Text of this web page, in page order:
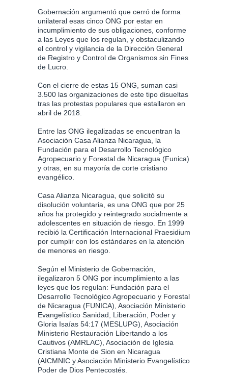
Gobernación argumentó que cerró de forma
unilateral esas cinco ONG por estar en
incumplimiento de sus obligaciones, conforme
a las Leyes que los regulan, y obstaculizando
el control y vigilancia de la Dirección General
de Registro y Control de Organismos sin Fines
de Lucro.
Con el cierre de estas 15 ONG, suman casi
3.500 las organizaciones de este tipo disueltas
tras las protestas populares que estallaron en
abril de 2018.
Entre las ONG ilegalizadas se encuentran la
Asociación Casa Alianza Nicaragua, la
Fundación para el Desarrollo Tecnológico
Agropecuario y Forestal de Nicaragua (Funica)
y otras, en su mayoría de corte cristiano
evangélico.
Casa Alianza Nicaragua, que solicitó su
disolución voluntaria, es una ONG que por 25
años ha protegido y reintegrado socialmente a
adolescentes en situación de riesgo. En 1999
recibió la Certificación Internacional Praesidium
por cumplir con los estándares en la atención
de menores en riesgo.
Según el Ministerio de Gobernación,
ilegalizaron 5 ONG por incumplimiento a las
leyes que los regulan: Fundación para el
Desarrollo Tecnológico Agropecuario y Forestal
de Nicaragua (FUNICA), Asociación Ministerio
Evangelístico Sanidad, Liberación, Poder y
Gloria Isaías 54:17 (MESLUPG), Asociación
Ministerio Restauración Libertando a los
Cautivos (AMRLAC), Asociación de Iglesia
Cristiana Monte de Sion en Nicaragua
(AICMNIC y Asociación Ministerio Evangelístico
Poder de Dios Pentecostés.